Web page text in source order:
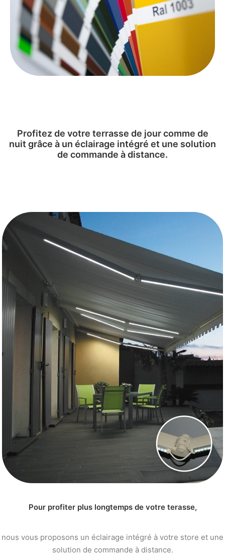
Profitez de votre terrasse de jour comme de
nuit grâce à un éclairage intégré et une solution
de commande à distance.
Pour profiter plus longtemps de votre terasse,
nous vous proposons un éclairage intégré à votre store et une
solution de commande à distance.